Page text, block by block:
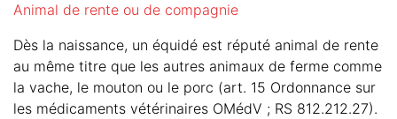
Animal de rente ou de compagnie
Dès la naissance, un équidé est réputé animal de rente
au même titre que les autres animaux de ferme comme
la vache, le mouton ou le porc (art. 15 Ordonnance sur
les médicaments vétérinaires OMédV ; RS 812.212.27).